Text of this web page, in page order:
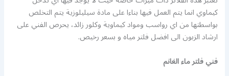
كيماوي انما يتم العمل فيها بناءا على مادة سيليلوزية يتم التخلص
بواسطتها من اي رواسب ومواد كيماوية وكلور زائد، يحرص الفني على
ارشاد الزبون الى افضل فلتر مياه و بسعر رخيص.
فني فلتر ماء الغانم